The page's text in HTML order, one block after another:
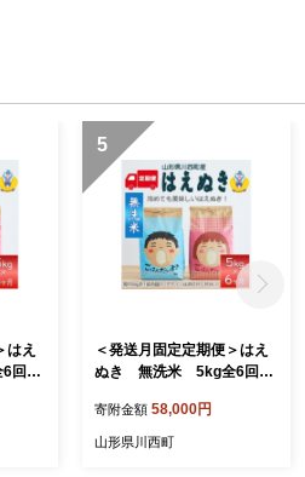
はえ
回
5
＜発送月固定定期便＞はえ
ぬき 無洗米 5kg全6回
寄附金額 58,000円
山形県川西町